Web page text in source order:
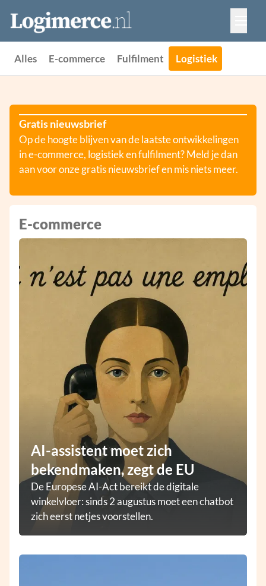
Vacatures
Events
Alles E-commerce Fulfilment Logistiek
Gratis nieuwsbrief
Op de hoogte blijven van de laatste ontwikkelingen
in e-commerce, logistiek en fulfilment? Meld je dan
aan voor onze gratis nieuwsbrief en mis niets meer.
E-commerce
AI-assistent moet zich
bekendmaken, zegt de EU
De Europese AI-Act bereikt de digitale
winkelvloer: sinds 2 augustus moet een chatbot
zich eerst netjes voorstellen.